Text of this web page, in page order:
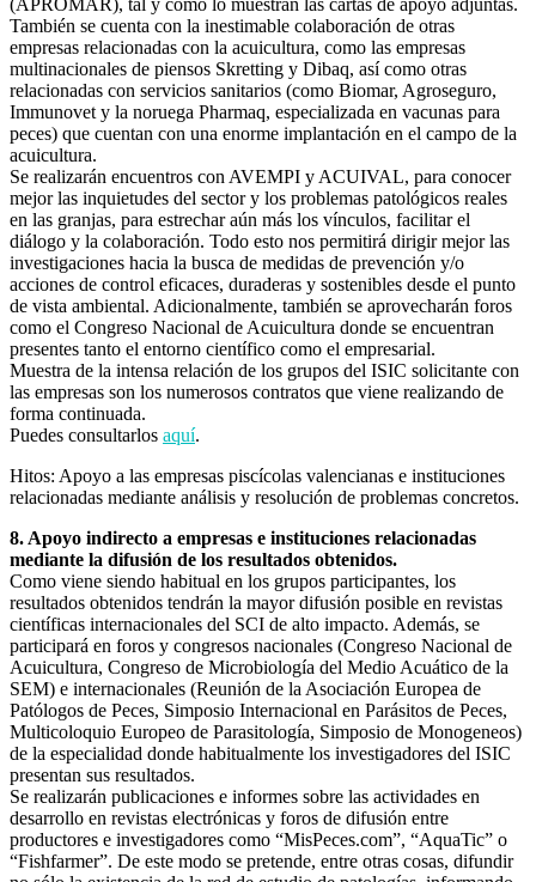
(APROMAR), tal y como lo muestran las cartas de apoyo adjuntas.
También se cuenta con la inestimable colaboración de otras
empresas relacionadas con la acuicultura, como las empresas
multinacionales de piensos Skretting y Dibaq, así como otras
relacionadas con servicios sanitarios (como Biomar, Agroseguro,
Immunovet y la noruega Pharmaq, especializada en vacunas para
peces) que cuentan con una enorme implantación en el campo de la
acuicultura.
Se realizarán encuentros con AVEMPI y ACUIVAL, para conocer
mejor las inquietudes del sector y los problemas patológicos reales
en las granjas, para estrechar aún más los vínculos, facilitar el
diálogo y la colaboración. Todo esto nos permitirá dirigir mejor las
investigaciones hacia la busca de medidas de prevención y/o
acciones de control eficaces, duraderas y sostenibles desde el punto
de vista ambiental. Adicionalmente, también se aprovecharán foros
como el Congreso Nacional de Acuicultura donde se encuentran
presentes tanto el entorno científico como el empresarial.
Muestra de la intensa relación de los grupos del ISIC solicitante con
las empresas son los numerosos contratos que viene realizando de
forma continuada.
Puedes consultarlos aquí.
Hitos: Apoyo a las empresas piscícolas valencianas e instituciones
relacionadas mediante análisis y resolución de problemas concretos.
8. Apoyo indirecto a empresas e instituciones relacionadas
mediante la difusión de los resultados obtenidos.
Como viene siendo habitual en los grupos participantes, los
resultados obtenidos tendrán la mayor difusión posible en revistas
científicas internacionales del SCI de alto impacto. Además, se
participará en foros y congresos nacionales (Congreso Nacional de
Acuicultura, Congreso de Microbiología del Medio Acuático de la
SEM) e internacionales (Reunión de la Asociación Europea de
Patólogos de Peces, Simposio Internacional en Parásitos de Peces,
Multicoloquio Europeo de Parasitología, Simposio de Monogeneos)
de la especialidad donde habitualmente los investigadores del ISIC
presentan sus resultados.
Se realizarán publicaciones e informes sobre las actividades en
desarrollo en revistas electrónicas y foros de difusión entre
productores e investigadores como “MisPeces.com”, “AquaTic” o
“Fishfarmer”. De este modo se pretende, entre otras cosas, difundir